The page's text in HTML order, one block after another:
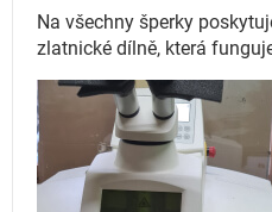
Na všechny šperky
zlatnické dílně, která